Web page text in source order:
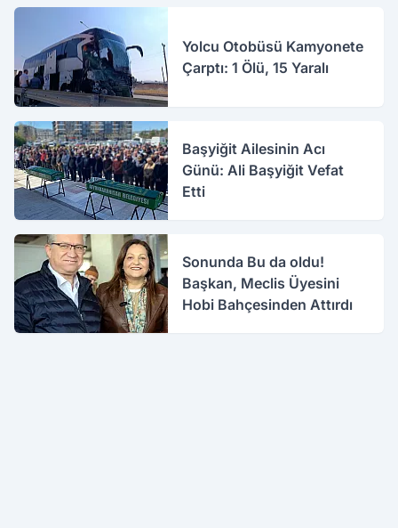
Yolcu Otobüsü Kamyonete
Çarptı: 1 Ölü, 15 Yaralı
Başyiğit Ailesinin Acı
Günü: Ali Başyiğit Vefat
Etti
Sonunda Bu da oldu!
Başkan, Meclis Üyesini
Hobi Bahçesinden Attırdı